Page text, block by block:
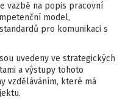
vazbě na popis pracovní
model,
pro komunikaci s
uvedeny ve strategických
a výstupy tohoto
vzděláváním, které má